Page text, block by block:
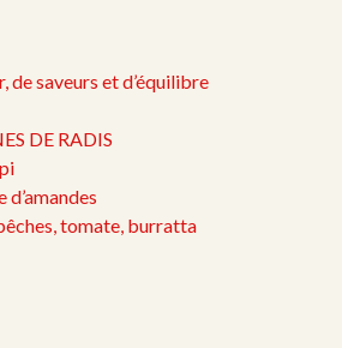
de saveurs et d’équilibre
DE RADIS
d’amandes
tomate, burratta